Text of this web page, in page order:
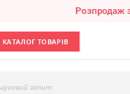
Розпродаж
КАТАЛОГ ТОВАРІВ
запит